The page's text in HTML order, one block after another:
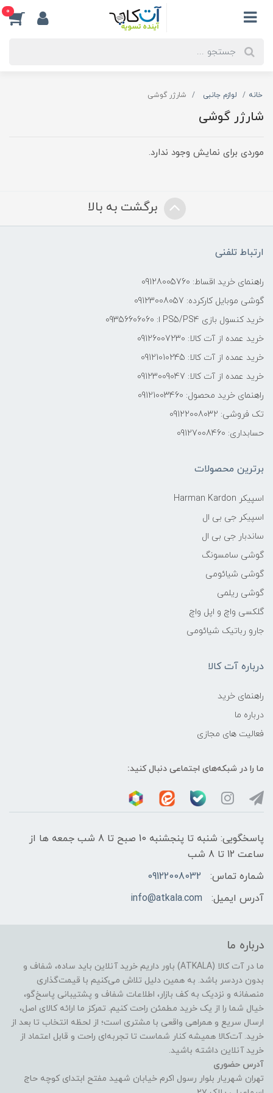
0
خانه لوازم جانبی شارژر گوشی
شارژر گوشی
موردی برای نمایش وجود ندارد.
برگشت به بالا
ارتباط تلفنی
راهنمای خرید اقساط: 09128005760
گوشی موبایل کارکرده: 09123008057
خرید کنسول بازی PS5/PS4 ا: 09356606060
خرید عمده از آت کالا: 09126007230
خرید عمده از آت کالا: 09121010245
خرید عمده از آت کالا: 09123009047
راهنمای خرید محصول: 09121003460
تک فروشی: 09122008032
حسابداری: 09127008460
برترین محصولات
اسپیکر Harman Kardon
اسپیکر جی بی ال
ساندبار جی بی ال
گوشی سامسونگ
گوشی شیائومی
گوشی ریلمی
گلکسی واچ و اپل واچ
جارو رباتیک شیائومی
درباره آت کالا
راهنمای خرید
درباره ما
فعالیت های مجازی
ما را در شبکه‌های اجتماعی دنبال کنید:
پاسخگویی: شنبه تا پنجشنبه 10 صبح تا 8 شب جمعه ها از
ساعت 12 تا 8 شب
شماره تماس:
09122008032
آدرس ایمیل:
info@atkala.com
درباره ما
ما در آت کالا (ATKALA) باور داریم خرید آنلاین باید ساده، شفاف و
بدون دردسر باشد. به همین دلیل تلاش می‌کنیم با قیمت‌گذاری
منصفانه و نزدیک به کف بازار، اطلاعات شفاف و پشتیبانی پاسخ‌گو،
خیال شما را از یک خرید مطمئن راحت کنیم. تمرکز ما ارائه کالای اصل،
ارسال سریع و همراهی واقعی با مشتری است؛ از لحظه انتخاب تا بعد از
خرید. آت‌کالا همیشه کنار شماست تا تجربه‌ای راحت و قابل اعتماد از
خرید آنلاین داشته باشید.
آدرس حضوری
تهران شهریار بلوار رسول اکرم خیابان شهید مفتح ابتدای کوچه حاج